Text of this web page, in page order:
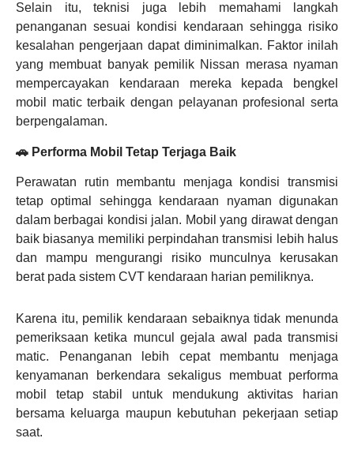
Selain itu, teknisi juga lebih memahami langkah
penanganan sesuai kondisi kendaraan sehingga risiko
kesalahan pengerjaan dapat diminimalkan. Faktor inilah
yang membuat banyak pemilik Nissan merasa nyaman
mempercayakan kendaraan mereka kepada bengkel
mobil matic terbaik dengan pelayanan profesional serta
berpengalaman.
🚗 Performa Mobil Tetap Terjaga Baik
Perawatan rutin membantu menjaga kondisi transmisi
tetap optimal sehingga kendaraan nyaman digunakan
dalam berbagai kondisi jalan. Mobil yang dirawat dengan
baik biasanya memiliki perpindahan transmisi lebih halus
dan mampu mengurangi risiko munculnya kerusakan
berat pada sistem CVT kendaraan harian pemiliknya.
Karena itu, pemilik kendaraan sebaiknya tidak menunda
pemeriksaan ketika muncul gejala awal pada transmisi
matic. Penanganan lebih cepat membantu menjaga
kenyamanan berkendara sekaligus membuat performa
mobil tetap stabil untuk mendukung aktivitas harian
bersama keluarga maupun kebutuhan pekerjaan setiap
saat.